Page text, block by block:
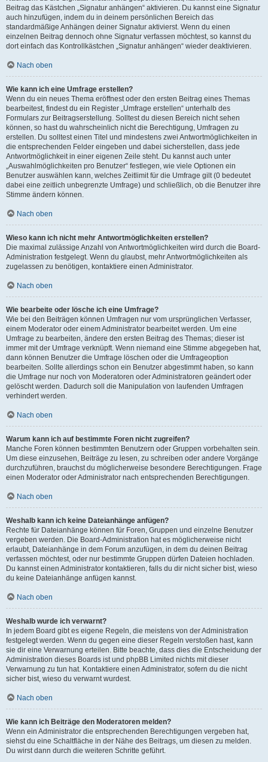
Beitrag das Kästchen „Signatur anhängen“ aktivieren. Du kannst eine Signatur
auch hinzufügen, indem du in deinem persönlichen Bereich das
standardmäßige Anhängen deiner Signatur aktivierst. Wenn du einen
einzelnen Beitrag dennoch ohne Signatur verfassen möchtest, so kannst du
dort einfach das Kontrollkästchen „Signatur anhängen“ wieder deaktivieren.
Nach oben
Wie kann ich eine Umfrage erstellen?
Wenn du ein neues Thema eröffnest oder den ersten Beitrag eines Themas
bearbeitest, findest du ein Register „Umfrage erstellen“ unterhalb des
Formulars zur Beitragserstellung. Solltest du diesen Bereich nicht sehen
können, so hast du wahrscheinlich nicht die Berechtigung, Umfragen zu
erstellen. Du solltest einen Titel und mindestens zwei Antwortmöglichkeiten in
die entsprechenden Felder eingeben und dabei sicherstellen, dass jede
Antwortmöglichkeit in einer eigenen Zeile steht. Du kannst auch unter
„Auswahlmöglichkeiten pro Benutzer“ festlegen, wie viele Optionen ein
Benutzer auswählen kann, welches Zeitlimit für die Umfrage gilt (0 bedeutet
dabei eine zeitlich unbegrenzte Umfrage) und schließlich, ob die Benutzer ihre
Stimme ändern können.
Nach oben
Wieso kann ich nicht mehr Antwortmöglichkeiten erstellen?
Die maximal zulässige Anzahl von Antwortmöglichkeiten wird durch die Board-
Administration festgelegt. Wenn du glaubst, mehr Antwortmöglichkeiten als
zugelassen zu benötigen, kontaktiere einen Administrator.
Nach oben
Wie bearbeite oder lösche ich eine Umfrage?
Wie bei den Beiträgen können Umfragen nur vom ursprünglichen Verfasser,
einem Moderator oder einem Administrator bearbeitet werden. Um eine
Umfrage zu bearbeiten, ändere den ersten Beitrag des Themas; dieser ist
immer mit der Umfrage verknüpft. Wenn niemand eine Stimme abgegeben hat,
dann können Benutzer die Umfrage löschen oder die Umfrageoption
bearbeiten. Sollte allerdings schon ein Benutzer abgestimmt haben, so kann
die Umfrage nur noch von Moderatoren oder Administratoren geändert oder
gelöscht werden. Dadurch soll die Manipulation von laufenden Umfragen
verhindert werden.
Nach oben
Warum kann ich auf bestimmte Foren nicht zugreifen?
Manche Foren können bestimmten Benutzern oder Gruppen vorbehalten sein.
Um diese einzusehen, Beiträge zu lesen, zu schreiben oder andere Vorgänge
durchzuführen, brauchst du möglicherweise besondere Berechtigungen. Frage
einen Moderator oder Administrator nach entsprechenden Berechtigungen.
Nach oben
Weshalb kann ich keine Dateianhänge anfügen?
Rechte für Dateianhänge können für Foren, Gruppen und einzelne Benutzer
vergeben werden. Die Board-Administration hat es möglicherweise nicht
erlaubt, Dateianhänge in dem Forum anzufügen, in dem du deinen Beitrag
verfassen möchtest, oder nur bestimmte Gruppen dürfen Dateien hochladen.
Du kannst einen Administrator kontaktieren, falls du dir nicht sicher bist, wieso
du keine Dateianhänge anfügen kannst.
Nach oben
Weshalb wurde ich verwarnt?
In jedem Board gibt es eigene Regeln, die meistens von der Administration
festgelegt werden. Wenn du gegen eine dieser Regeln verstoßen hast, kann
sie dir eine Verwarnung erteilen. Bitte beachte, dass dies die Entscheidung der
Administration dieses Boards ist und phpBB Limited nichts mit dieser
Verwarnung zu tun hat. Kontaktiere einen Administrator, sofern du die nicht
sicher bist, wieso du verwarnt wurdest.
Nach oben
Wie kann ich Beiträge den Moderatoren melden?
Wenn ein Administrator die entsprechenden Berechtigungen vergeben hat,
siehst du eine Schaltfläche in der Nähe des Beitrags, um diesen zu melden.
Du wirst dann durch die weiteren Schritte geführt.